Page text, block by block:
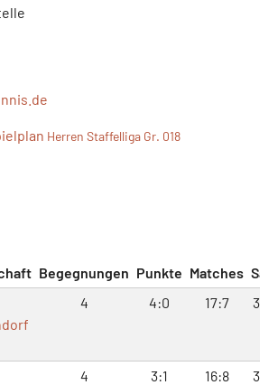
Herren Staffelliga Gr. 018
Begegnungen Punkte Matches
4 4:0 17:7
4 3:1 16:8